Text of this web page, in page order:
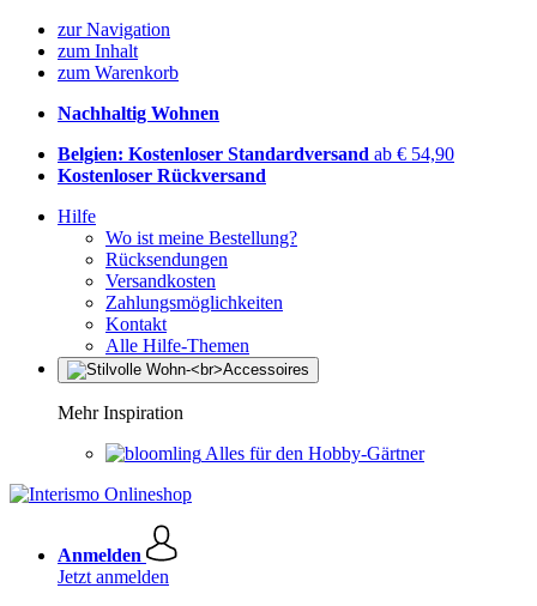
zur Navigation
zum Inhalt
zum Warenkorb
Nachhaltig Wohnen
Belgien: Kostenloser Standardversand ab € 54,90
Kostenloser Rückversand
Hilfe
Wo ist meine Bestellung?
Rücksendungen
Versandkosten
Zahlungsmöglichkeiten
Kontakt
Alle Hilfe-Themen
Mehr Inspiration
Alles für den Hobby-Gärtner
Anmelden
Jetzt anmelden